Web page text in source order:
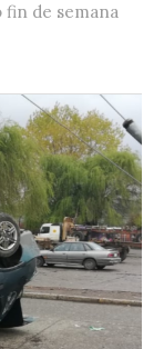
fin de semana